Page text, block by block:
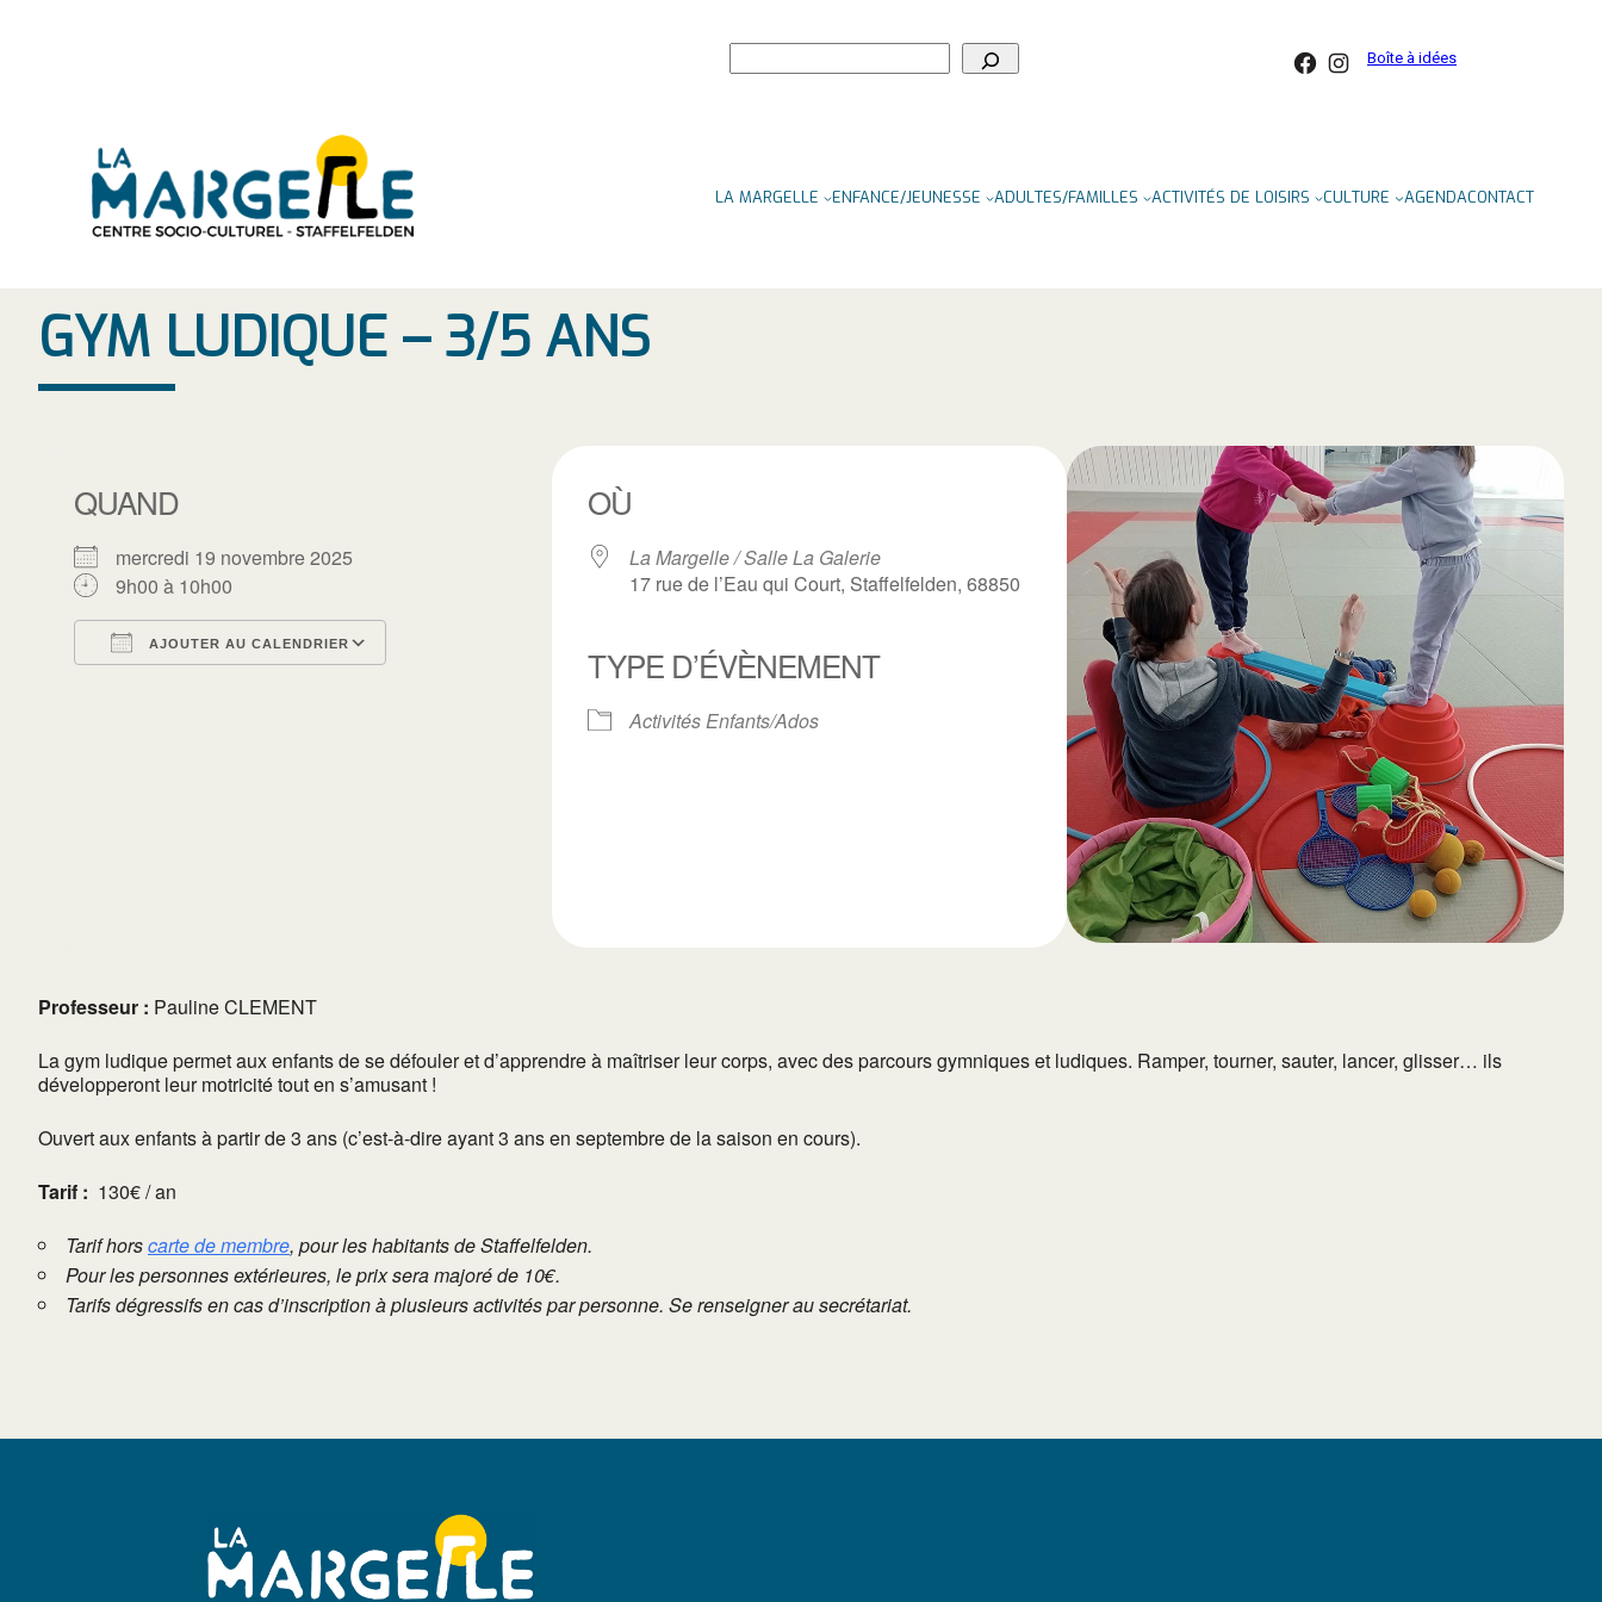
Facebook
Instagram
Boîte à idées
LA MARGELLE ENFANCE/JEUNESSE ADULTES/FAMILLES ACTIVITÉS DE LOISIRS CULTURE AGENDACONTACT
GYM LUDIQUE – 3/5 ANS
QUAND
mercredi 19 novembre 2025
9h00 à 10h00
AJOUTER AU CALENDRIER
iCalendar Outlook Live
OÙ
La Margelle / Salle La Galerie
17 rue de l’Eau qui Court, Staffelfelden, 68850
TYPE D’ÉVÈNEMENT
Activités Enfants/Ados
Professeur : Pauline CLEMENT
La gym ludique permet aux enfants de se défouler et d’apprendre à maîtriser leur corps, avec des parcours gymniques et ludiques. Ramper, tourner, sauter, lancer, glisser… ils
développeront leur motricité tout en s’amusant !
Ouvert aux enfants à partir de 3 ans (c’est-à-dire ayant 3 ans en septembre de la saison en cours).
Tarif : 130€ / an
Tarif horscarte de membre, pour les habitants de Staffelfelden.
Pour les personnes extérieures, le prix sera majoré de 10€.
Tarifs dégressifs en cas d’inscription à plusieurs activités par personne. Se renseigner au secrétariat.